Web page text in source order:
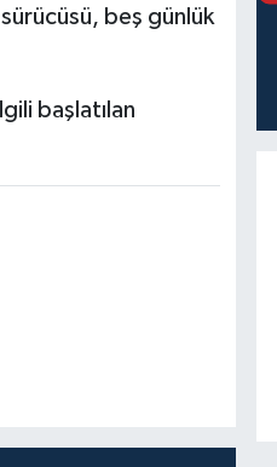
beş günlük
başlatılan